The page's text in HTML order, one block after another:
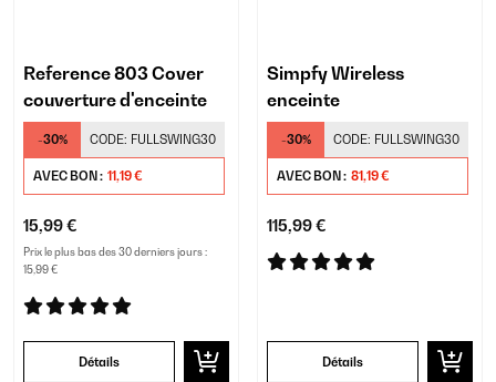
Reference 803 Cover
couverture d'enceinte
-30% CODE: FULLSWING30
AVEC BON : 11,19 €
15,99 €
Prix le plus bas des 30 derniers jours :
15,99 €
Détails
Simpfy Wireless
enceinte
-30% CODE: FULLSWING30
AVEC BON : 81,19 €
115,99 €
Détails